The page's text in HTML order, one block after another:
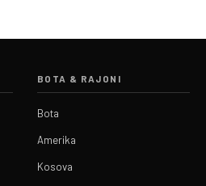
BOTA & RAJONI
Bota
Amerika
Kosova